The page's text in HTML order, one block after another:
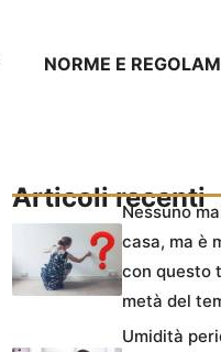
NORME E
Articoli recenti
Nessuno
casa, ma è
con questo
metà del
Umidità